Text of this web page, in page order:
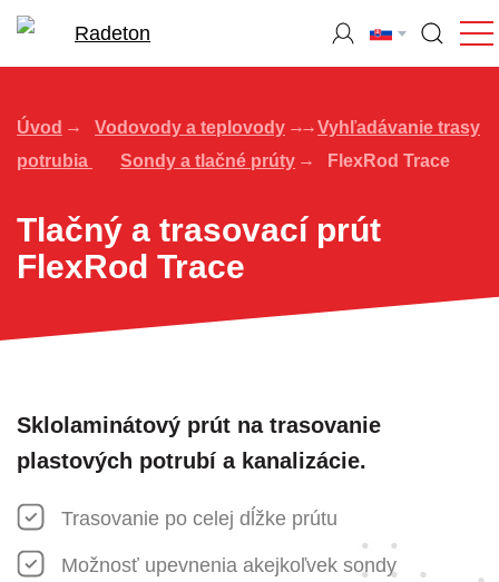
Úvod Vodovody a teplovody
Vyhľadávanie trasy
potrubia
Sondy a tlačné prúty FlexRod Trace
Tlačný a trasovací prút
FlexRod Trace
Sklolaminátový prút na trasovanie
plastových potrubí a kanalizácie.
Trasovanie po celej dĺžke prútu
Možnosť upevnenia akejkoľvek sondy